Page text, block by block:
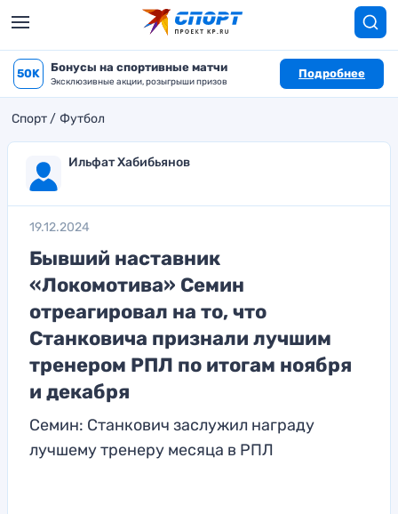
50K Бонусы на спортивные матчи
Эксклюзивные акции, розыгрыши призов
Подробнее
Спорт Футбол
Ильфат Хабибьянов
19.12.2024
Бывший наставник
«Локомотива» Семин
отреагировал на то, что
Станковича признали лучшим
тренером РПЛ по итогам ноября
и декабря
Семин: Станкович заслужил награду
лучшему тренеру месяца в РПЛ